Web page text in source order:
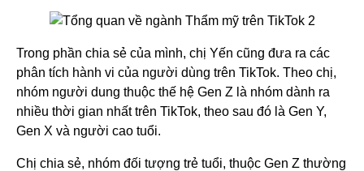
Trong phần chia sẻ của mình, chị Yến cũng đưa ra các
phân tích hành vi của người dùng trên TikTok. Theo chị,
nhóm người dung thuộc thế hệ Gen Z là nhóm dành ra
nhiều thời gian nhất trên TikTok, theo sau đó là Gen Y,
Gen X và người cao tuổi.
Chị chia sẻ, nhóm đối tượng trẻ tuổi, thuộc Gen Z thường